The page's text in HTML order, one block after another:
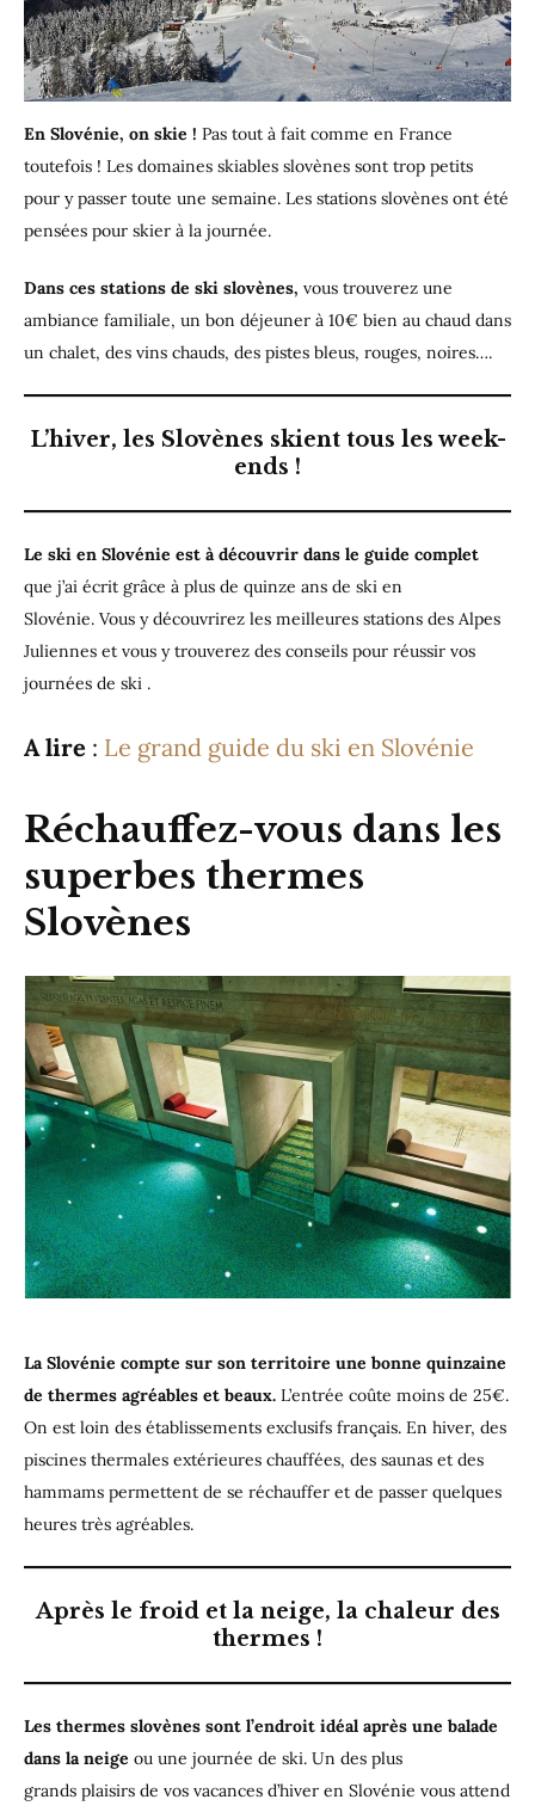
En Slovénie, on skie ! Pas tout à fait comme en France
toutefois ! Les domaines skiables slovènes sont trop petits
pour y passer toute une semaine. Les stations slovènes ont été
pensées pour skier à la journée.
Dans ces stations de ski slovènes, vous trouverez une
ambiance familiale, un bon déjeuner à 10€ bien au chaud dans
un chalet, des vins chauds, des pistes bleus, rouges, noires….
L’hiver, les Slovènes skient tous les week-
ends !
Le ski en Slovénie est à découvrir dans le guide complet
que j’ai écrit grâce à plus de quinze ans de ski en
Slovénie. Vous y découvrirez les meilleures stations des Alpes
Juliennes et vous y trouverez des conseils pour réussir vos
journées de ski .
A lire : Le grand guide du ski en Slovénie
Réchauffez-vous dans les
superbes thermes
Slovènes
La Slovénie compte sur son territoire une bonne quinzaine
de thermes agréables et beaux. L’entrée coûte moins de 25€.
On est loin des établissements exclusifs français. En hiver, des
piscines thermales extérieures chauffées, des saunas et des
hammams permettent de se réchauffer et de passer quelques
heures très agréables.
Après le froid et la neige, la chaleur des
thermes !
Les thermes slovènes sont l’endroit idéal après une balade
dans la neige ou une journée de ski. Un des plus
grands plaisirs de vos vacances d’hiver en Slovénie vous attend